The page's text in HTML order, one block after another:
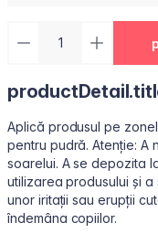
Aplică produsul pe
pentru pudră. Atenție: A
soarelui. A se depozita
utilizarea produsului și
unor iritații sau erupții
îndemâna copiilor.